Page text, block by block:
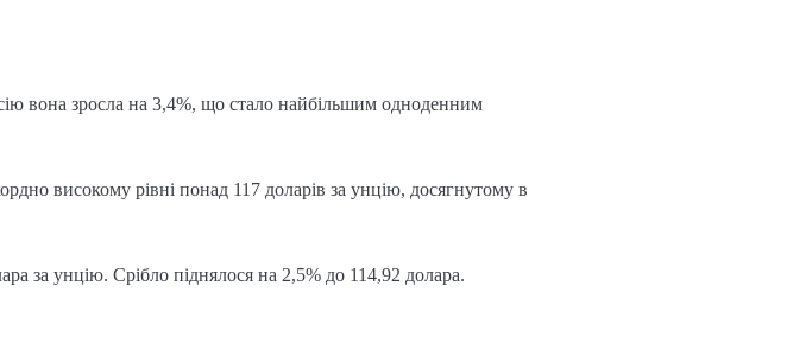
вона зросла на 3,4%, що стало найбільшим одноденним
високому рівні понад 117 доларів за унцію, досягнутому в
за унцію. Срібло піднялося на 2,5% до 114,92 долара.